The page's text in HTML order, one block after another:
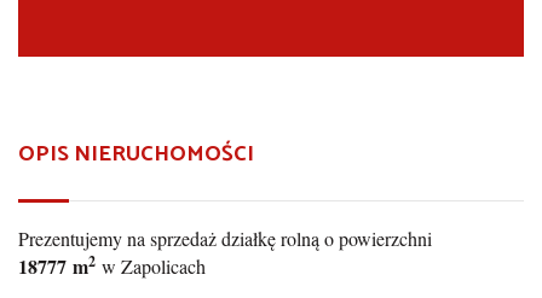
OPIS NIERUCHOMOŚCI
Prezentujemy na sprzedaż działkę rolną o powierzchni
18777 m2 w Zapolicach